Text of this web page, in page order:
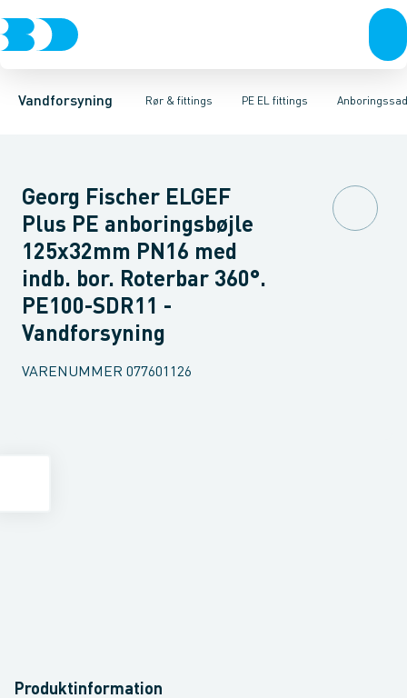
Vandforsyning Rør & fittings
Rør & fittingsKoblinger & anboringerMuffer, klemmer &
PE EL fittings
PE rørPE EL fittingsPE fittings Duktiljern fittings
VinklerT-stykker SvejsemufferReduktionerAnboringssadler-
Georg Fischer ELGEF
Plus PE anboringsbøjle
125x32mm PN16 med
indb. bor. Roterbar 360°.
PE100-SDR11 -
Vandforsyning
VARENUMMER 077601126
Produktinformation